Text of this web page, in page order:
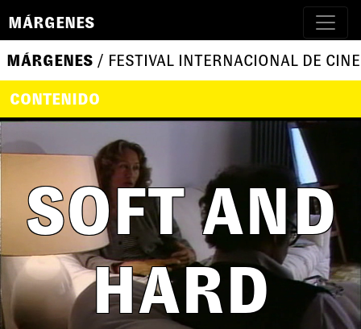
MÁRGENES
MÁRGENES / FESTIVAL INTERNACIONAL DE
CONTENIDO
SOFT AND
HARD